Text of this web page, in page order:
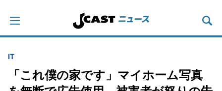
IT
「これ僕の家です」マイホーム写真